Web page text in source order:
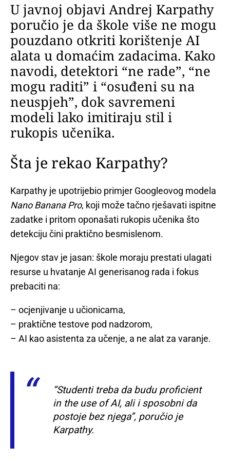
U javnoj objavi Andrej Karpathy
poručio je da škole više ne mogu
pouzdano otkriti korištenje AI
alata u domaćim zadacima. Kako
navodi, detektori “ne rade”, “ne
mogu raditi” i “osuđeni su na
neuspjeh”, dok savremeni
modeli lako imitiraju stil i
rukopis učenika.
Šta je rekao Karpathy?
Karpathy je upotrijebio primjer Googleovog modela
Nano Banana Pro, koji može tačno rješavati ispitne
zadatke i pritom oponašati rukopis učenika što
detekciju čini praktično besmislenom.
Njegov stav je jasan: škole moraju prestati ulagati
resurse u hvatanje AI generisanog rada i fokus
prebaciti na:
– ocjenjivanje u učionicama,
– praktične testove pod nadzorom,
– AI kao asistenta za učenje, a ne alat za varanje.
“Studenti treba da budu proficient
in the use of AI, ali i sposobni da
postoje bez njega”, poručio je
Karpathy.